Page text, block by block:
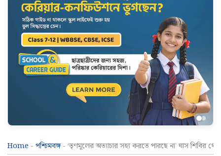
Home - পশ্চিমবঙ্গ- ‘তৃণমূলের অত্যাচার সহ্য করতে পারছে না’ ঘাস শিবির